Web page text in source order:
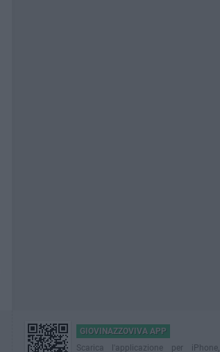
GIOVINAZZOVIVA APP
Scarica l'applicazione per iPhone,